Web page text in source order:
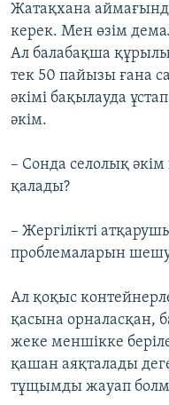
Жатақхана
керек. Мен өзім
Ал балабақша
тек 50 пайызы ғана
әкімі бақылауда
әкім.
– Сонда селолық
қалады?
– Жергілікті
проблемаларын
Ал қоқыс
қасына орналасқан,
жеке меншікке
қашан аяқталады
тұщымды жауап